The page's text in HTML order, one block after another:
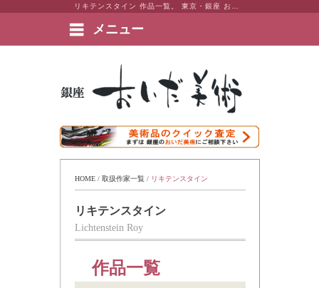
メニュー
HOME / 取扱作家一覧 / リキテンスタイン
リキテンスタイン
Lichtenstein Roy
作品一覧